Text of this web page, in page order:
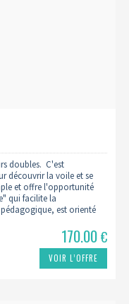
doubles. C'est
découvrir la voile et se
et offre l'opportunité
qui facilite la
est orienté
170.00€
VOIR L’OFFRE